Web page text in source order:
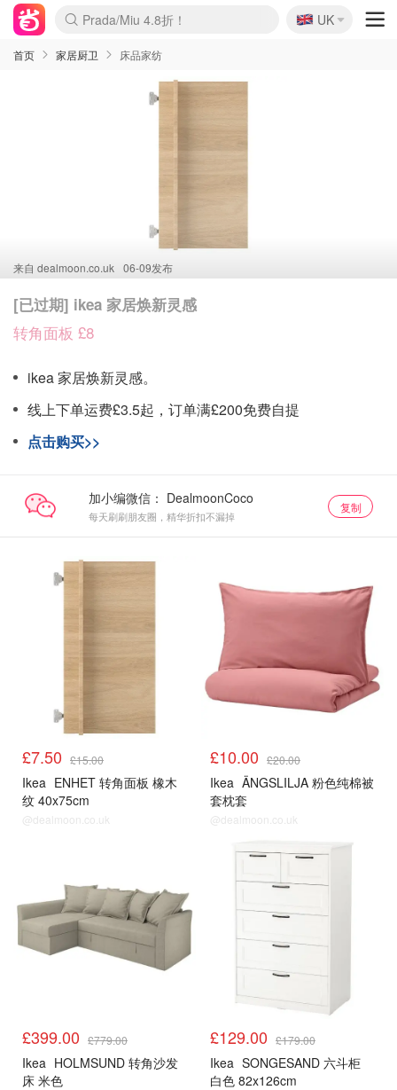
麦卢卡蜂蜜夏促！个位数！
Prada/Miu 4.8折！
啥？必胜客披萨5折！
🇬🇧
UK
首页 家居厨卫 床品家纺
来自 dealmoon.co.uk 06-09发布
[已过期] ikea 家居焕新灵感
转角面板 £8
ikea 家居焕新灵感。
线上下单运费£3.5起，订单满£200免费自提
点击购买>>
加小编微信：
每天刷刷朋友圈，精华折扣不漏掉
复制
£7.50 £15.00
Ikea ENHET 转角面板 橡木
纹 40x75cm
@dealmoon.co.uk
£10.00 £20.00
Ikea ÄNGSLILJA 粉色纯棉被
套枕套
@dealmoon.co.uk
£399.00 £779.00
Ikea HOLMSUND 转角沙发
床 米色
£129.00 £179.00
Ikea SONGESAND 六斗柜
白色 82x126cm